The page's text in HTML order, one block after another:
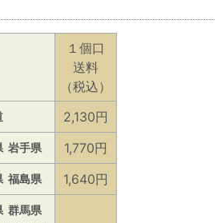
１個口
送料
（税込）
2,130円
岩手県
1,770円
福島県 1,640円
群馬県